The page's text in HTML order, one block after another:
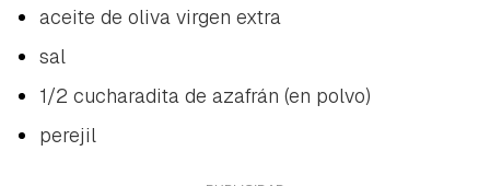
aceite de oliva virgen extra
sal
1/2 cucharadita de azafrán (en polvo)
perejil